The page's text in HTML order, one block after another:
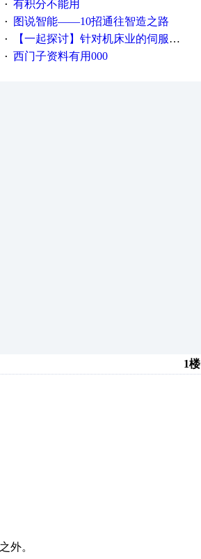
· 有积分不能用
· 图说智能——10招通往智造之路
· 【一起探讨】针对机床业的伺服系统发展，您的期望是什么？
· 西门子资料有用000
1楼
外。